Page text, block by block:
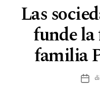
Las
funde
familia